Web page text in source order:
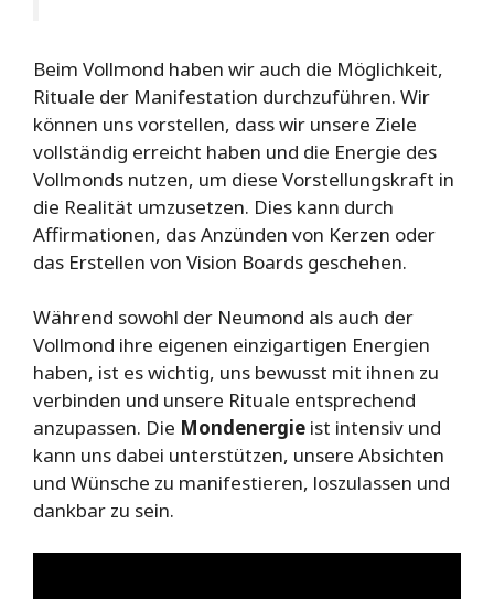
Beim Vollmond haben wir auch die Möglichkeit,
Rituale der Manifestation durchzuführen. Wir
können uns vorstellen, dass wir unsere Ziele
vollständig erreicht haben und die Energie des
Vollmonds nutzen, um diese Vorstellungskraft in
die Realität umzusetzen. Dies kann durch
Affirmationen, das Anzünden von Kerzen oder
das Erstellen von Vision Boards geschehen.
Während sowohl der Neumond als auch der
Vollmond ihre eigenen einzigartigen Energien
haben, ist es wichtig, uns bewusst mit ihnen zu
verbinden und unsere Rituale entsprechend
anzupassen. Die Mondenergie ist intensiv und
kann uns dabei unterstützen, unsere Absichten
und Wünsche zu manifestieren, loszulassen und
dankbar zu sein.